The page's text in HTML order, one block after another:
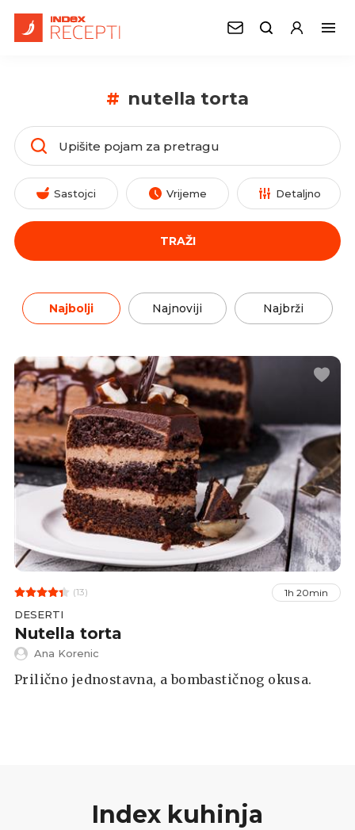
# nutella torta
Sastojci Vrijeme Detaljno
TRAŽI
Najbolji Najnoviji Najbrži
(13) 1h 20min
DESERTI
Nutella torta
Ana Korenic
Prilično jednostavna, a bombastičnog okusa.
Index kuhinja